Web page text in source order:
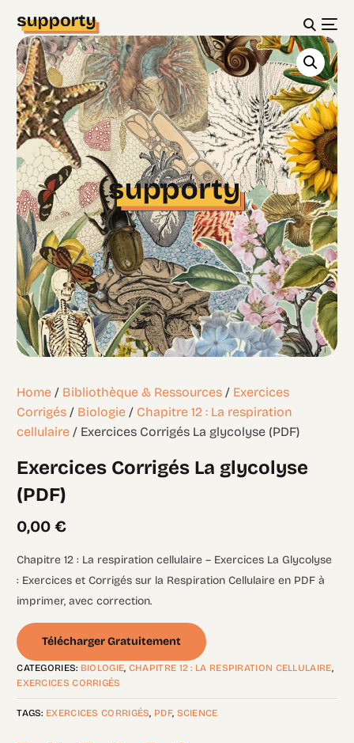
Home / Bibliothèque & Ressources / Exercices
Corrigés / Biologie / Chapitre 12 : La respiration
cellulaire / Exercices Corrigés La glycolyse (PDF)
Exercices Corrigés La glycolyse
(PDF)
0,00€
Chapitre 12 : La respiration cellulaire – Exercices La Glycolyse
: Exercices et Corrigés sur la Respiration Cellulaire en PDF à
imprimer, avec correction.
Télécharger Gratuitement
CATEGORIES: BIOLOGIE, CHAPITRE 12 : LA RESPIRATION CELLULAIRE,
EXERCICES CORRIGÉS
TAGS: EXERCICES CORRIGÉS, PDF, SCIENCE